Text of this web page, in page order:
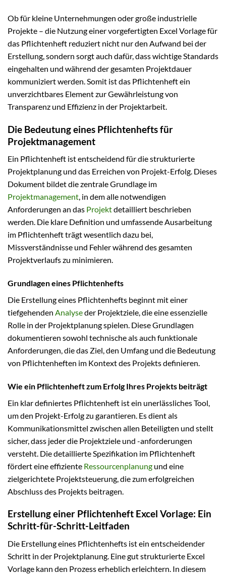
Ob für kleine Unternehmungen oder große industrielle
Projekte – die Nutzung einer vorgefertigten Excel Vorlage für
das Pflichtenheft reduziert nicht nur den Aufwand bei der
Erstellung, sondern sorgt auch dafür, dass wichtige Standards
eingehalten und während der gesamten Projektdauer
kommuniziert werden. Somit ist das Pflichtenheft ein
unverzichtbares Element zur Gewährleistung von
Transparenz und Effizienz in der Projektarbeit.
Die Bedeutung eines Pflichtenhefts für
Projektmanagement
Ein Pflichtenheft ist entscheidend für die strukturierte
Projektplanung und das Erreichen von Projekt-Erfolg. Dieses
Dokument bildet die zentrale Grundlage im
Projektmanagement, in dem alle notwendigen
Anforderungen an das Projektdetailliert beschrieben
werden. Die klare Definition und umfassende Ausarbeitung
im Pflichtenheft trägt wesentlich dazu bei,
Missverständnisse und Fehler während des gesamten
Projektverlaufs zu minimieren.
Grundlagen eines Pflichtenhefts
Die Erstellung eines Pflichtenhefts beginnt mit einer
tiefgehenden Analyseder Projektziele, die eine essenzielle
Rolle in der Projektplanung spielen. Diese Grundlagen
dokumentieren sowohl technische als auch funktionale
Anforderungen, die das Ziel, den Umfang und die Bedeutung
von Pflichtenheften im Kontext des Projekts definieren.
Wie ein Pflichtenheft zum Erfolg Ihres Projekts beiträgt
Ein klar definiertes Pflichtenheft ist ein unerlässliches Tool,
um den Projekt-Erfolg zu garantieren. Es dient als
Kommunikationsmittel zwischen allen Beteiligten und stellt
sicher, dass jeder die Projektziele und -anforderungen
versteht. Die detaillierte Spezifikation im Pflichtenheft
fördert eine effiziente Ressourcenplanung und eine
zielgerichtete Projektsteuerung, die zum erfolgreichen
Abschluss des Projekts beitragen.
Erstellung einer Pflichtenheft Excel Vorlage: Ein
Schritt-für-Schritt-Leitfaden
Die Erstellung eines Pflichtenhefts ist ein entscheidender
Schritt in der Projektplanung. Eine gut strukturierte Excel
Vorlage kann den Prozess erheblich erleichtern. In diesem